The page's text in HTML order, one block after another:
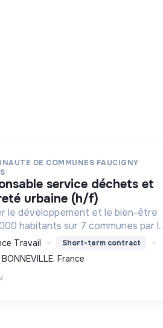
DE COMMUNES FAUCIGNY
urbaine (h/f)
le développement et le bien-être
habitants sur 7 communes par la
des services publics, l'économie,
et la cohésion sociale, en
les transitions écolo...
Travail Short-term contract
France